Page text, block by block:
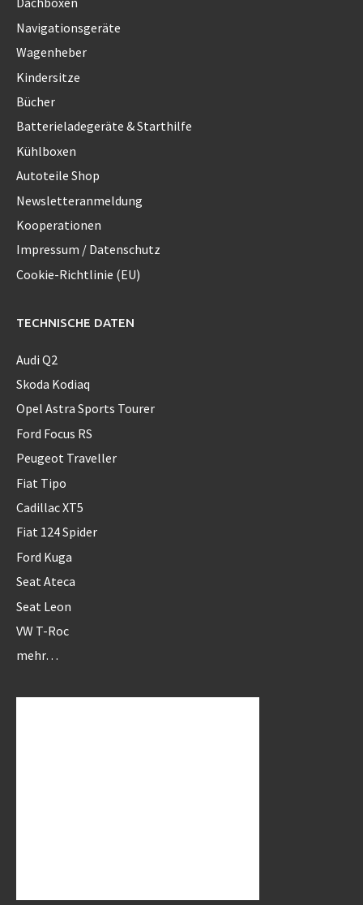
Navigationsgeräte
Wagenheber
Kindersitze
Bücher
Batterieladegeräte & Starthilfe
Kühlboxen
Autoteile Shop
Newsletteranmeldung
Kooperationen
Impressum / Datenschutz
Cookie-Richtlinie (EU)
TECHNISCHE DATEN
Audi Q2
Skoda Kodiaq
Opel Astra Sports Tourer
Ford Focus RS
Peugeot Traveller
Fiat Tipo
Cadillac XT5
Fiat 124 Spider
Ford Kuga
Seat Ateca
Seat Leon
VW T-Roc
mehr…